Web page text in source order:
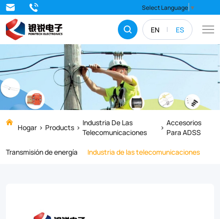
EN ES
Select Language ▼
The
UPB
bracket
is
manufactured
from
aluminum
alloy
correspondingly
strength.
Hogar Products
Industria De Las
Telecomunicaciones
Accesorios
Para ADSS
Transmisión de energía
Industria de las telecomunicaciones